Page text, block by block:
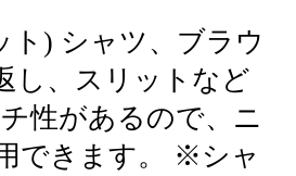
ト) シャツ、ブラウ
し、スリットなど
性があるので、ニ
できます。 ※シャ